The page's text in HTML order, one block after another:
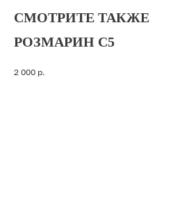
СМОТРИТЕ ТАКЖЕ
РОЗМАРИН С5
2 000 р.